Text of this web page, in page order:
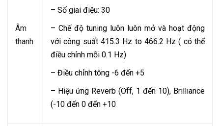
Âm
thanh
– Số giai điệu: 30
– Chế độ tuning luôn luôn mở và hoạt động
với công suất 415.3 Hz to 466.2 Hz ( có thể
điều chỉnh mỗi 0.1 Hz)
– Điều chỉnh tông -6 đến +5
– Hiệu ứng Reverb (Off, 1 đến 10), Brilliance
(-10 đến 0 đến +10